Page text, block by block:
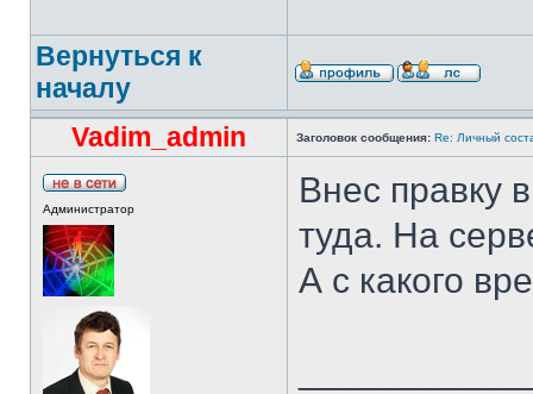
Вернуться к
началу
Vadim_admin
Заголовок сообщения: Re: Личный
Администратор
Внес правку
туда. На
А с какого